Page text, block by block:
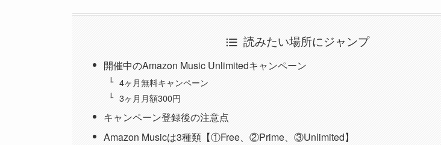
読みたい場所にジャンプ
開催中のAmazon Music Unlimitedキャンペーン
4ヶ月無料キャンペーン
3ヶ月月額300円
キャンペーン登録後の注意点
Amazon Musicは3種類【①Free、②Prime、③Unlimited】